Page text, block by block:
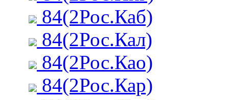
84(2Рос.Каб)
84(2Рос.Кал)
84(2Рос.Као)
84(2Рос.Кар)